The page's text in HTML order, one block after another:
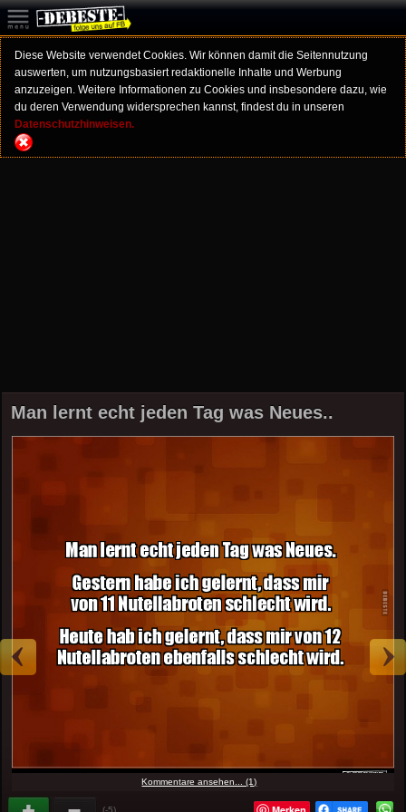
Diese Website verwendet Cookies. Wir können damit die Seitennutzung
auswerten, um nutzungsbasiert redaktionelle Inhalte und Werbung
anzuzeigen. Weitere Informationen zu Cookies und insbesondere dazu, wie
du deren Verwendung widersprechen kannst, findest du in unseren
Datenschutzhinweisen.
Man lernt echt jeden Tag was Neues..
Kommentare ansehen... (1)
(-5)